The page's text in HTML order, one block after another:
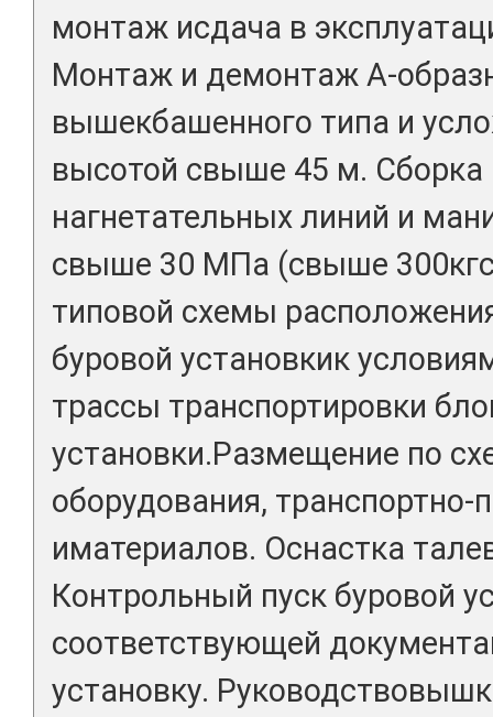
монтаж исдача в
Монтаж и демонтаж А-
вышекбашенного типа и
высотой свыше 45 м. Сборка
нагнетательных линий и
свыше 30 МПа (свыше
типовой схемы
буровой установкик
трассы транспортировки
установки.Размещение по
оборудования,
иматериалов. Оснастка
Контрольный пуск буровой
соответствующей
установку.